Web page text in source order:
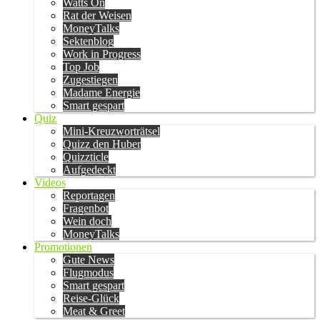
Watts On
Rat der Weisen
MoneyTalks
Sektenblog
Work in Progress
Top Job
Zugestiegen
Madame Energie
Smart gespart
Quiz
Mini-Kreuzworträtsel
Quizz den Huber
Quizzticle
Aufgedeckt
Videos
Reportagen
Fragenbot
Wein doch
MoneyTalks
Promotionen
Gute News
Flugmodus
Smart gespart
Reise-Glück
Meat & Greet